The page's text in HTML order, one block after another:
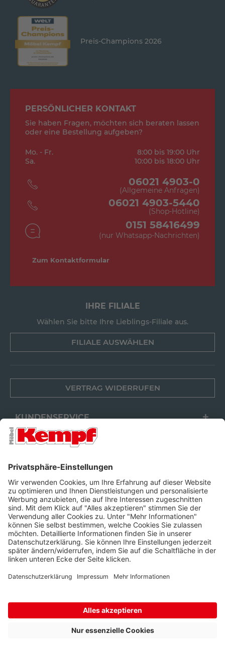
Preis-Champions 2026
PERSÖNLICHER KONTAKT
Sie haben Fragen, möchten sich beraten lassen
oder eine Bestellung aufgeben?
Mo. - Fr.
8:00 bis 19:00 Uhr
Sa.
10:00 bis 18:00 Uhr
06021 4903-0
(Allgemeine Anfragen)
06021 4903-5440
(Shop-Hotline)
0151 58416499
(nur Whatsapp-Nachrichten)
Zum Kontaktformular
IHRE FILIALE
Wählen Sie bitte Ihre Lieblings-Filiale aus.
FILIALE AUSWÄHLEN
VERTRAG WIDERRUFEN
KUNDENSERVICE
FILIALEN
FOLGEN SIE UNS
Barrierefreiheit Cookie-Einstellungen Widerrufsrecht
Nachnahmegebühren, wenn nicht anders beschrieben.
* Wir nutzen Trusted Shops als unabhängigen Dienstleister für die
Einholung von Bewertungen. Trusted Shops hat Maßnahmen
getroffen, um sicherzustellen, dass es sich um echte